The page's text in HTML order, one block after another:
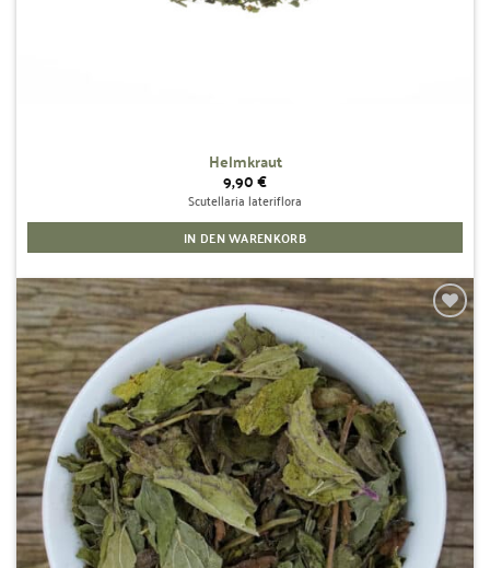
Helmkraut
9,90€
Scutellaria lateriflora
IN DEN WARENKORB
Zur
Wunschliste
hinzufügen